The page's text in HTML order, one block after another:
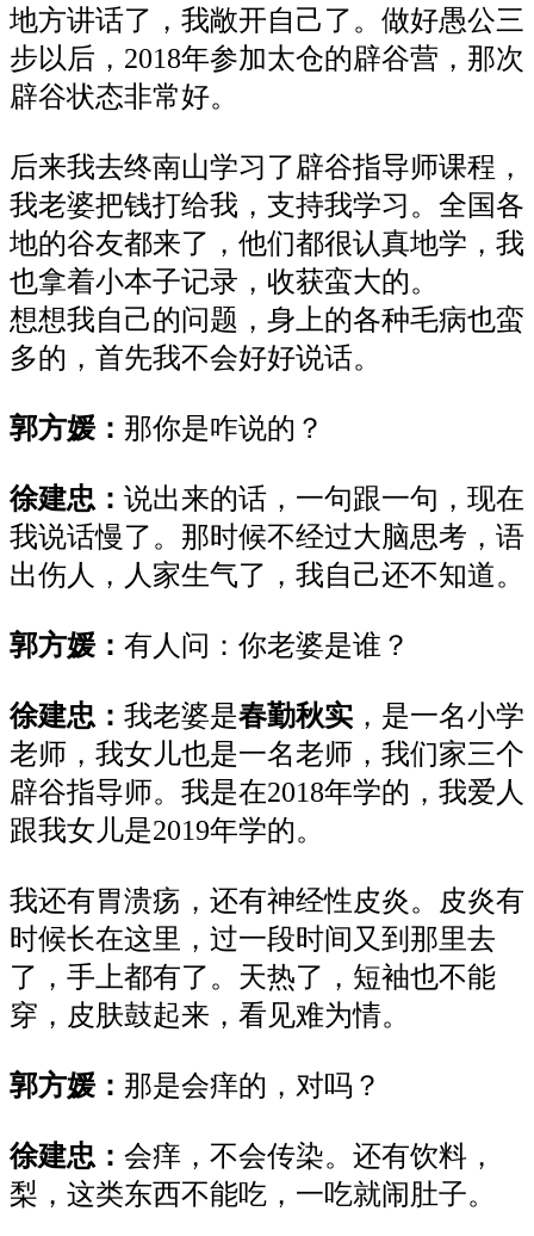
地方讲话了，我敞开自己了。做好愚公三
步以后，2018年参加太仓的辟谷营，那次
辟谷状态非常好。
后来我去终南山学习了辟谷指导师课程，
我老婆把钱打给我，支持我学习。全国各
地的谷友都来了，他们都很认真地学，我
也拿着小本子记录，收获蛮大的。
想想我自己的问题，身上的各种毛病也蛮
多的，首先我不会好好说话。
郭方媛： 那你是咋说的？
徐建忠 ： 说出来的话，一句跟一句，现在
我说话慢了。那时候不经过大脑思考，语
出伤人，人家生气了，我自己还不知道。
郭方媛： 有人问：你老婆是谁？
徐建忠 ： 我老婆是春勤秋实 ，是一名小学
老师，我女儿也是一名老师，我们家三个
辟谷指导师。我是在2018年学的，我爱人
跟我女儿是2019年学的。
我还有胃溃疡，还有神经性皮炎。皮炎有
时候长在这里，过一段时间又到那里去
了，手上都有了。天热了，短袖也不能
穿，皮肤鼓起来，看见难为情。
郭方媛： 那是会痒的，对吗？
徐建忠 ： 会痒，不会传染。还有饮料，
梨，这类东西不能吃，一吃就闹肚子。